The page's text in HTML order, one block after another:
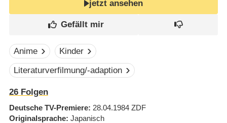
jetzt ansehen
Anime
Kinder
Literaturverfilmung/-adaption
26Folgen
Deutsche TV-Premiere 28.04.1984 ZDF
Originalsprache Japanisch